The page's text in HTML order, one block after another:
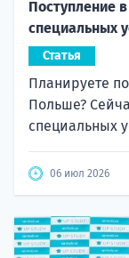
Поступление
специальных
Статья
Планируете
Польше?
специальных
06 июл 2026